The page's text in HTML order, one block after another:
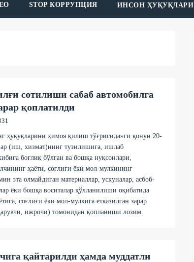
STOP КОРРУПЦИЯ ИНСОН ҲУҚУҚЛАРИ
сотилиши сабаб автомобилга
қоплатилди
ҳуқуқларини ҳимоя қилиш тўғрисида»ги қонун 20-
(иш, хизмат)нинг тузилишига, ишлаб
боғлиқ бўлган ва бошқа нуқсонлари,
ҳаёти, соғлиғи ёки мол-мулкининг
эта олмайдиган материаллар, ускуналар, асбоб-
ёки бошқа воситалар қўлланилиши оқибатида
соғлиғи ёки мол-мулкига етказилган зарар
ижрочи) томонидан қопланиши лозим.
қайтарилди ҳамда муддатли